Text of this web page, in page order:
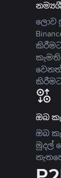
ලොව
ඔබ
ඔබ
මුදල්